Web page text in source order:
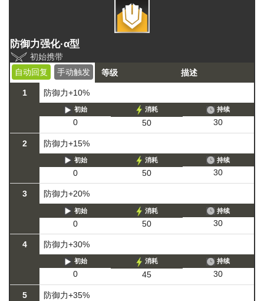
防御力强化·α型
初始携带
自动回复
手动触发 等级 描述
1 防御力+10%
初始
0
消耗
50
持续
30
2 防御力+15%
初始
0
消耗
50
持续
30
3 防御力+20%
初始
0
消耗
50
持续
30
4 防御力+30%
初始
0
消耗
45
持续
30
5 防御力+35%